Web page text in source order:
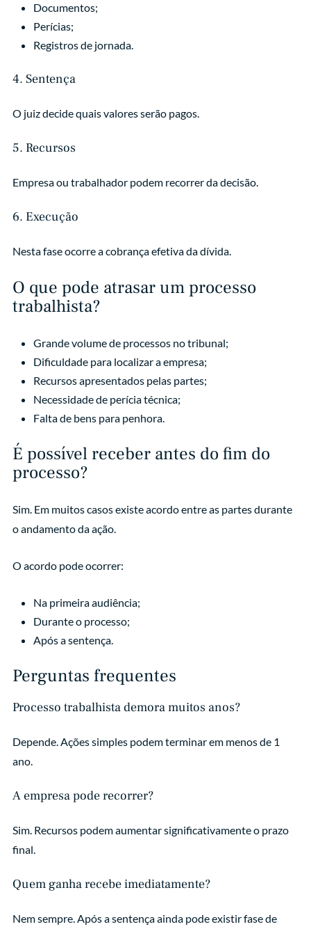
Documentos;
Perícias;
Registros de jornada.
4. Sentença
O juiz decide quais valores serão pagos.
5. Recursos
Empresa ou trabalhador podem recorrer da decisão.
6. Execução
Nesta fase ocorre a cobrança efetiva da dívida.
O que pode atrasar um processo
trabalhista?
Grande volume de processos no tribunal;
Dificuldade para localizar a empresa;
Recursos apresentados pelas partes;
Necessidade de perícia técnica;
Falta de bens para penhora.
É possível receber antes do fim do
processo?
Sim. Em muitos casos existe acordo entre as partes durante
o andamento da ação.
O acordo pode ocorrer:
Na primeira audiência;
Durante o processo;
Após a sentença.
Perguntas frequentes
Processo trabalhista demora muitos anos?
Depende. Ações simples podem terminar em menos de 1
ano.
A empresa pode recorrer?
Sim. Recursos podem aumentar significativamente o prazo
final.
Quem ganha recebe imediatamente?
Nem sempre. Após a sentença ainda pode existir fase de